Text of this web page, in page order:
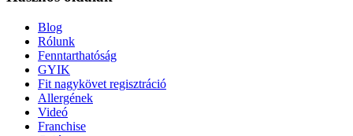
Blog
Rólunk
Fenntarthatóság
GYIK
Fit nagykövet regisztráció
Allergének
Videó
Franchise